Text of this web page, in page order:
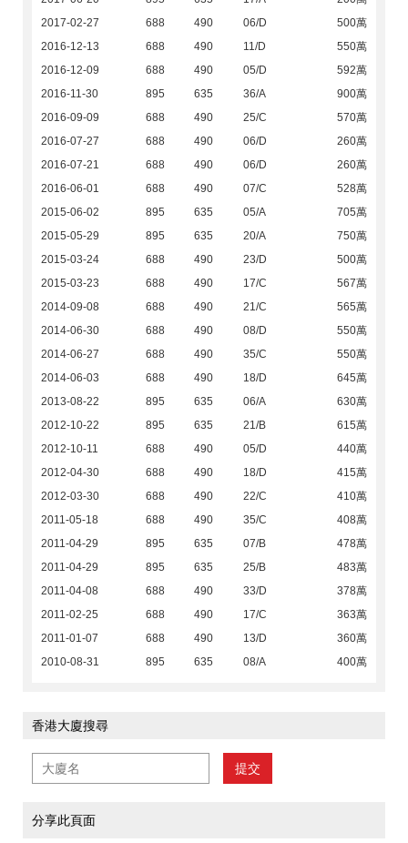
2017-02-27
688 490 06/D
500萬
2016-12-13
688 490 11/D
550萬
2016-12-09
688 490 05/D
592萬
2016-11-30
895 635 36/A
900萬
2016-09-09
688 490 25/C
570萬
2016-07-27
688 490 06/D
260萬
2016-07-21
688 490 06/D
260萬
2016-06-01
688 490 07/C
528萬
2015-06-02
895 635 05/A
705萬
2015-05-29
895 635 20/A
750萬
2015-03-24
688 490 23/D
500萬
2015-03-23
688 490 17/C
567萬
2014-09-08
688 490 21/C
565萬
2014-06-30
688 490 08/D
550萬
2014-06-27
688 490 35/C
550萬
2014-06-03
688 490 18/D
645萬
2013-08-22
895 635 06/A
630萬
2012-10-22
895 635 21/B
615萬
2012-10-11
688 490 05/D
440萬
2012-04-30
688 490 18/D
415萬
2012-03-30
688 490 22/C
410萬
2011-05-18
688 490 35/C
408萬
2011-04-29
895 635 07/B
478萬
2011-04-29
895 635 25/B
483萬
2011-04-08
688 490 33/D
378萬
2011-02-25
688 490 17/C
363萬
2011-01-07
688 490 13/D
360萬
2010-08-31
895 635 08/A 400萬
香港大廈搜尋
提交
分享此頁面